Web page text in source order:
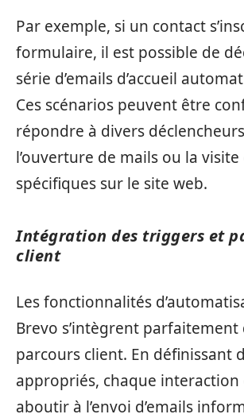
Par exemple, si un contact
formulaire, il est possible de
série d’emails d’accueil
Ces scénarios peuvent être
répondre à divers
l’ouverture de mails ou la
spécifiques sur le site web.
Intégration des triggers et
client
Les fonctionnalités
Brevo s’intègrent parfaitement
parcours client. En définissant
appropriés, chaque
aboutir à l’envoi d’emails